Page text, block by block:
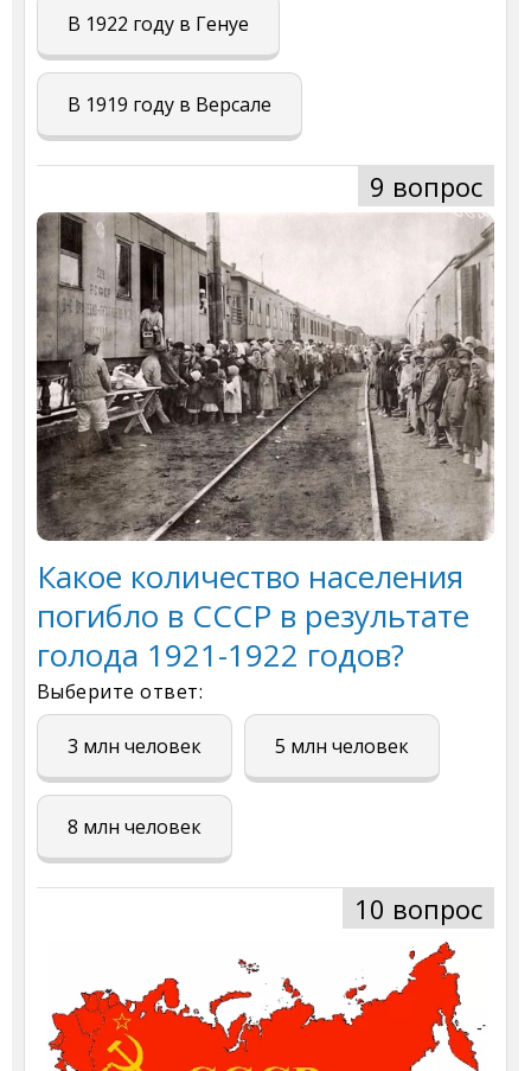
В 1922 году в Генуе
В 1919 году в Версале
9 вопрос
Какое количество населения
погибло в СССР в результате
голода 1921-1922 годов?
Выберите ответ:
3 млн человек 5 млн человек
8 млн человек
10 вопрос